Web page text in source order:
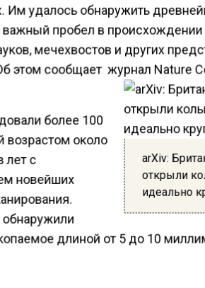
Им удалось обнаружить
пробел в
мечехвостов и других
этом сообщает журнал Nature
arXiv:
открыли
идеально
более 100
возрастом около
лет с
новейших
длиной от 5 до 10